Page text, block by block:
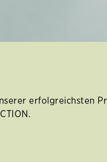
erfolgreichsten